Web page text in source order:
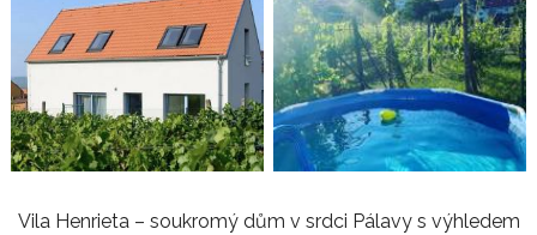
Vila Henrieta – soukromý dům v srdci Pálavy s výhledem